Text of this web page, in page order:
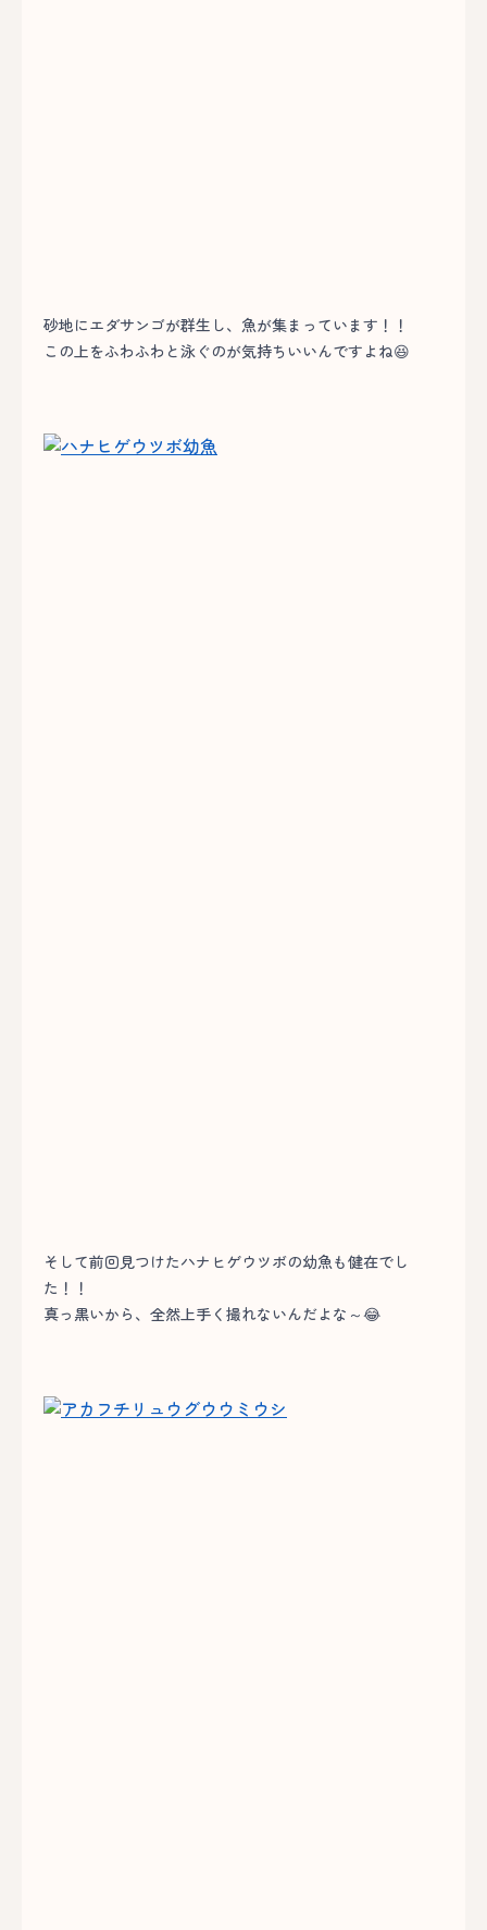
砂地にエダサンゴが群生し、魚が集まっています！！
この上をふわふわと泳ぐのが気持ちいいんですよね😆
そして前回見つけたハナヒゲウツボの幼魚も健在でし
た！！
真っ黒いから、全然上手く撮れないんだよな～😂